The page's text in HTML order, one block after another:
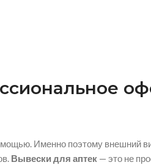
Именно поэтому внешний
Вывески для аптек— это не